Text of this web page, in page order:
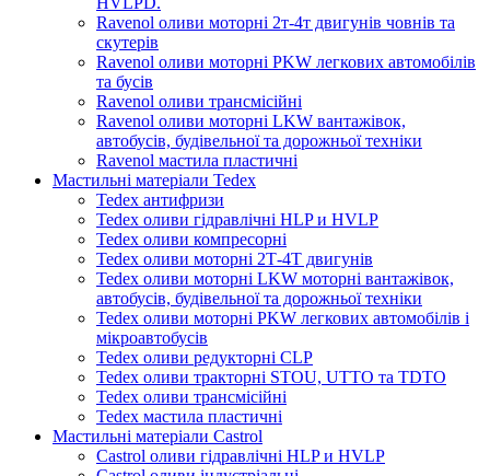
Ravenol оливи моторні 2т-4т двигунів човнів та
скутерів
Ravenol оливи моторні PKW легкових автомобілів
та бусів
Ravenol оливи трансмісійні
Ravenol оливи моторні LKW вантажівок,
автобусів, будівельної та дорожньої техніки
Ravenol мастила пластичні
Мастильні матеріали Tedex
Tedex антифризи
Tedex оливи гідравлічні HLP и HVLP
Tedex оливи компресорні
Tedex оливи моторні 2Т-4Т двигунів
Tedex оливи моторні LKW моторні вантажівок,
автобусів, будівельної та дорожньої техніки
Tedex оливи моторні PKW легкових автомобілів і
мікроавтобусів
Tedex оливи редукторні CLP
Tedex оливи тракторні STOU, UTTO та TDTO
Tedex оливи трансмісійні
Tedex мастила пластичні
Мастильні матеріали Castrol
Castrol оливи гідравлічні HLP и HVLP